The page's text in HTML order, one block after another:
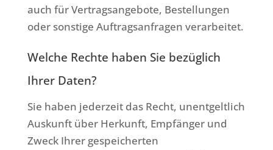
auch für Vertragsangebote, Bestellungen
oder sonstige Auftragsanfragen verarbeitet.
Welche Rechte haben Sie bezüglich
Ihrer Daten?
Sie haben jederzeit das Recht, unentgeltlich
Auskunft über Herkunft, Empfänger und
Zweck Ihrer gespeicherten